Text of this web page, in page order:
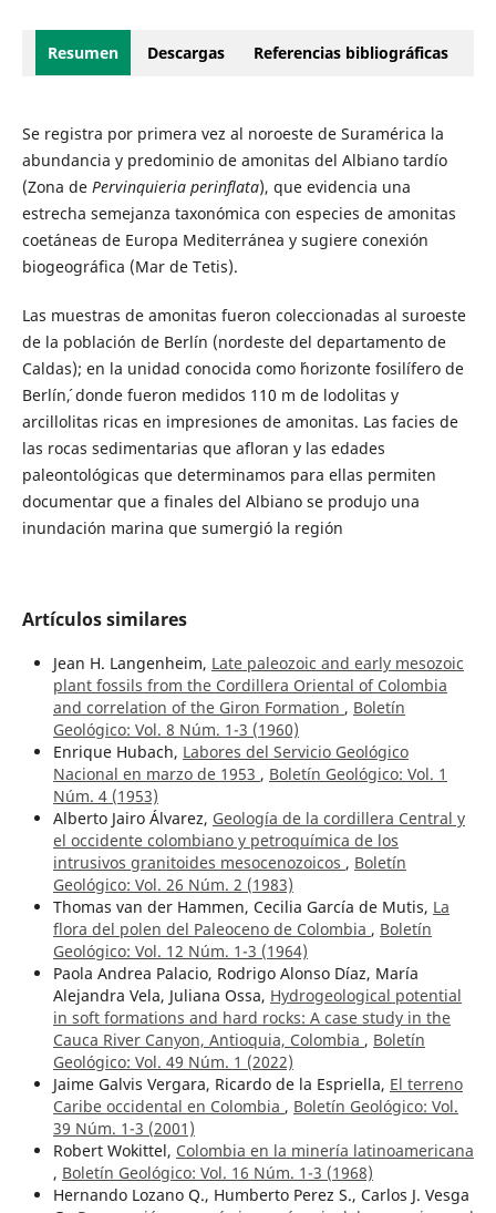
Resumen Descargas Referencias bibliográficas
Se registra por primera vez al noroeste de Suramérica la
abundancia y predominio de amonitas del Albiano tardío
(Zona de Pervinquieria perinflata), que evidencia una
estrecha semejanza taxonómica con especies de amonitas
coetáneas de Europa Mediterránea y sugiere conexión
biogeográfica (Mar de Tetis).
Las muestras de amonitas fueron coleccionadas al suroeste
de la población de Berlín (nordeste del departamento de
Caldas); en la unidad conocida como ´horizonte fosilífero de
Berlín´, donde fueron medidos 110 m de lodolitas y
arcillolitas ricas en impresiones de amonitas. Las facies de
las rocas sedimentarias que afloran y las edades
paleontológicas que determinamos para ellas permiten
documentar que a finales del Albiano se produjo una
inundación marina que sumergió la región
Artículos similares
Jean H. Langenheim, Late paleozoic and early mesozoic
plant fossils from the Cordillera Oriental of Colombia
and correlation of the Giron Formation , Boletín
Geológico: Vol. 8 Núm. 1-3 (1960)
Enrique Hubach, Labores del Servicio Geológico
Nacional en marzo de 1953 , Boletín Geológico: Vol. 1
Núm. 4 (1953)
Alberto Jairo Álvarez, Geología de la cordillera Central y
el occidente colombiano y petroquímica de los
intrusivos granitoides mesocenozoicos , Boletín
Geológico: Vol. 26 Núm. 2 (1983)
Thomas van der Hammen, Cecilia García de Mutis, La
flora del polen del Paleoceno de Colombia , Boletín
Geológico: Vol. 12 Núm. 1-3 (1964)
Paola Andrea Palacio, Rodrigo Alonso Díaz, María
Alejandra Vela, Juliana Ossa, Hydrogeological potential
in soft formations and hard rocks: A case study in the
Cauca River Canyon, Antioquia, Colombia , Boletín
Geológico: Vol. 49 Núm. 1 (2022)
Jaime Galvis Vergara, Ricardo de la Espriella, El terreno
Caribe occidental en Colombia , Boletín Geológico: Vol.
39 Núm. 1-3 (2001)
Robert Wokittel, Colombia en la minería latinoamericana
, Boletín Geológico: Vol. 16 Núm. 1-3 (1968)
Hernando Lozano Q., Humberto Perez S., Carlos J. Vesga